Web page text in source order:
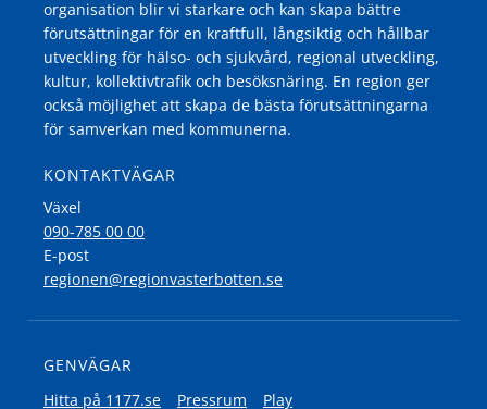
organisation blir vi starkare och kan skapa bättre
förutsättningar för en kraftfull, långsiktig och hållbar
utveckling för hälso- och sjukvård, regional utveckling,
kultur, kollektivtrafik och besöksnäring. En region ger
också möjlighet att skapa de bästa förutsättningarna
för samverkan med kommunerna.
KONTAKTVÄGAR
Växel
090-785 00 00
E-post
regionen@regionvasterbotten.se
GENVÄGAR
Hitta på 1177.se
Pressrum Play